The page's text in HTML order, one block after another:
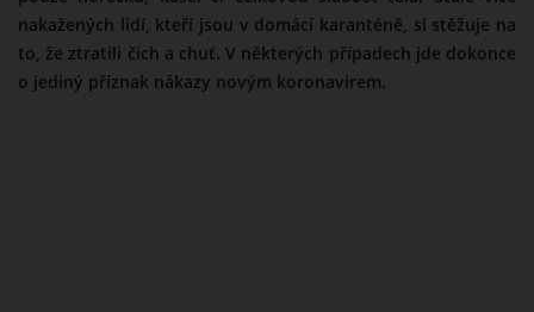
nakažených lidí, kteří jsou v domácí karanténě, si stěžuje na
to, že ztratili čich a chuť. V některých případech jde dokonce
o jediný příznak nákazy novým koronavirem.